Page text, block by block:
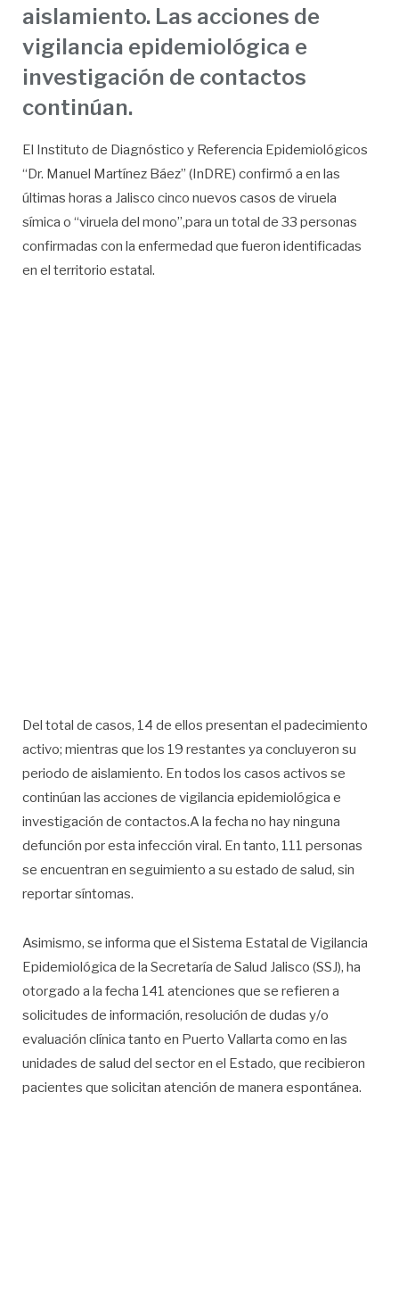
aislamiento. Las acciones de
vigilancia epidemiológica e
investigación de contactos
continúan.
El Instituto de Diagnóstico y Referencia Epidemiológicos
“Dr. Manuel Martínez Báez” (InDRE) confirmó a en las
últimas horas a Jalisco cinco nuevos casos de viruela
símica o “viruela del mono”,para un total de 33 personas
confirmadas con la enfermedad que fueron identificadas
en el territorio estatal.
Del total de casos, 14 de ellos presentan el padecimiento
activo; mientras que los 19 restantes ya concluyeron su
periodo de aislamiento. En todos los casos activos se
continúan las acciones de vigilancia epidemiológica e
investigación de contactos.A la fecha no hay ninguna
defunción por esta infección viral. En tanto, 111 personas
se encuentran en seguimiento a su estado de salud, sin
reportar síntomas.
Asimismo, se informa que el Sistema Estatal de Vigilancia
Epidemiológica de la Secretaría de Salud Jalisco (SSJ), ha
otorgado a la fecha 141 atenciones que se refieren a
solicitudes de información, resolución de dudas y/o
evaluación clínica tanto en Puerto Vallarta como en las
unidades de salud del sector en el Estado, que recibieron
pacientes que solicitan atención de manera espontánea.